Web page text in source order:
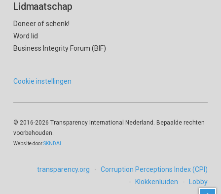
Lidmaatschap
Doneer of schenk!
Word lid
Business Integrity Forum (BIF)
Cookie instellingen
© 2016-2026 Transparency International Nederland. Bepaalde rechten
voorbehouden.
Website doorSKNDAL.
transparency.org
Corruption Perceptions Index (CPI)
Klokkenluiden
Lobby